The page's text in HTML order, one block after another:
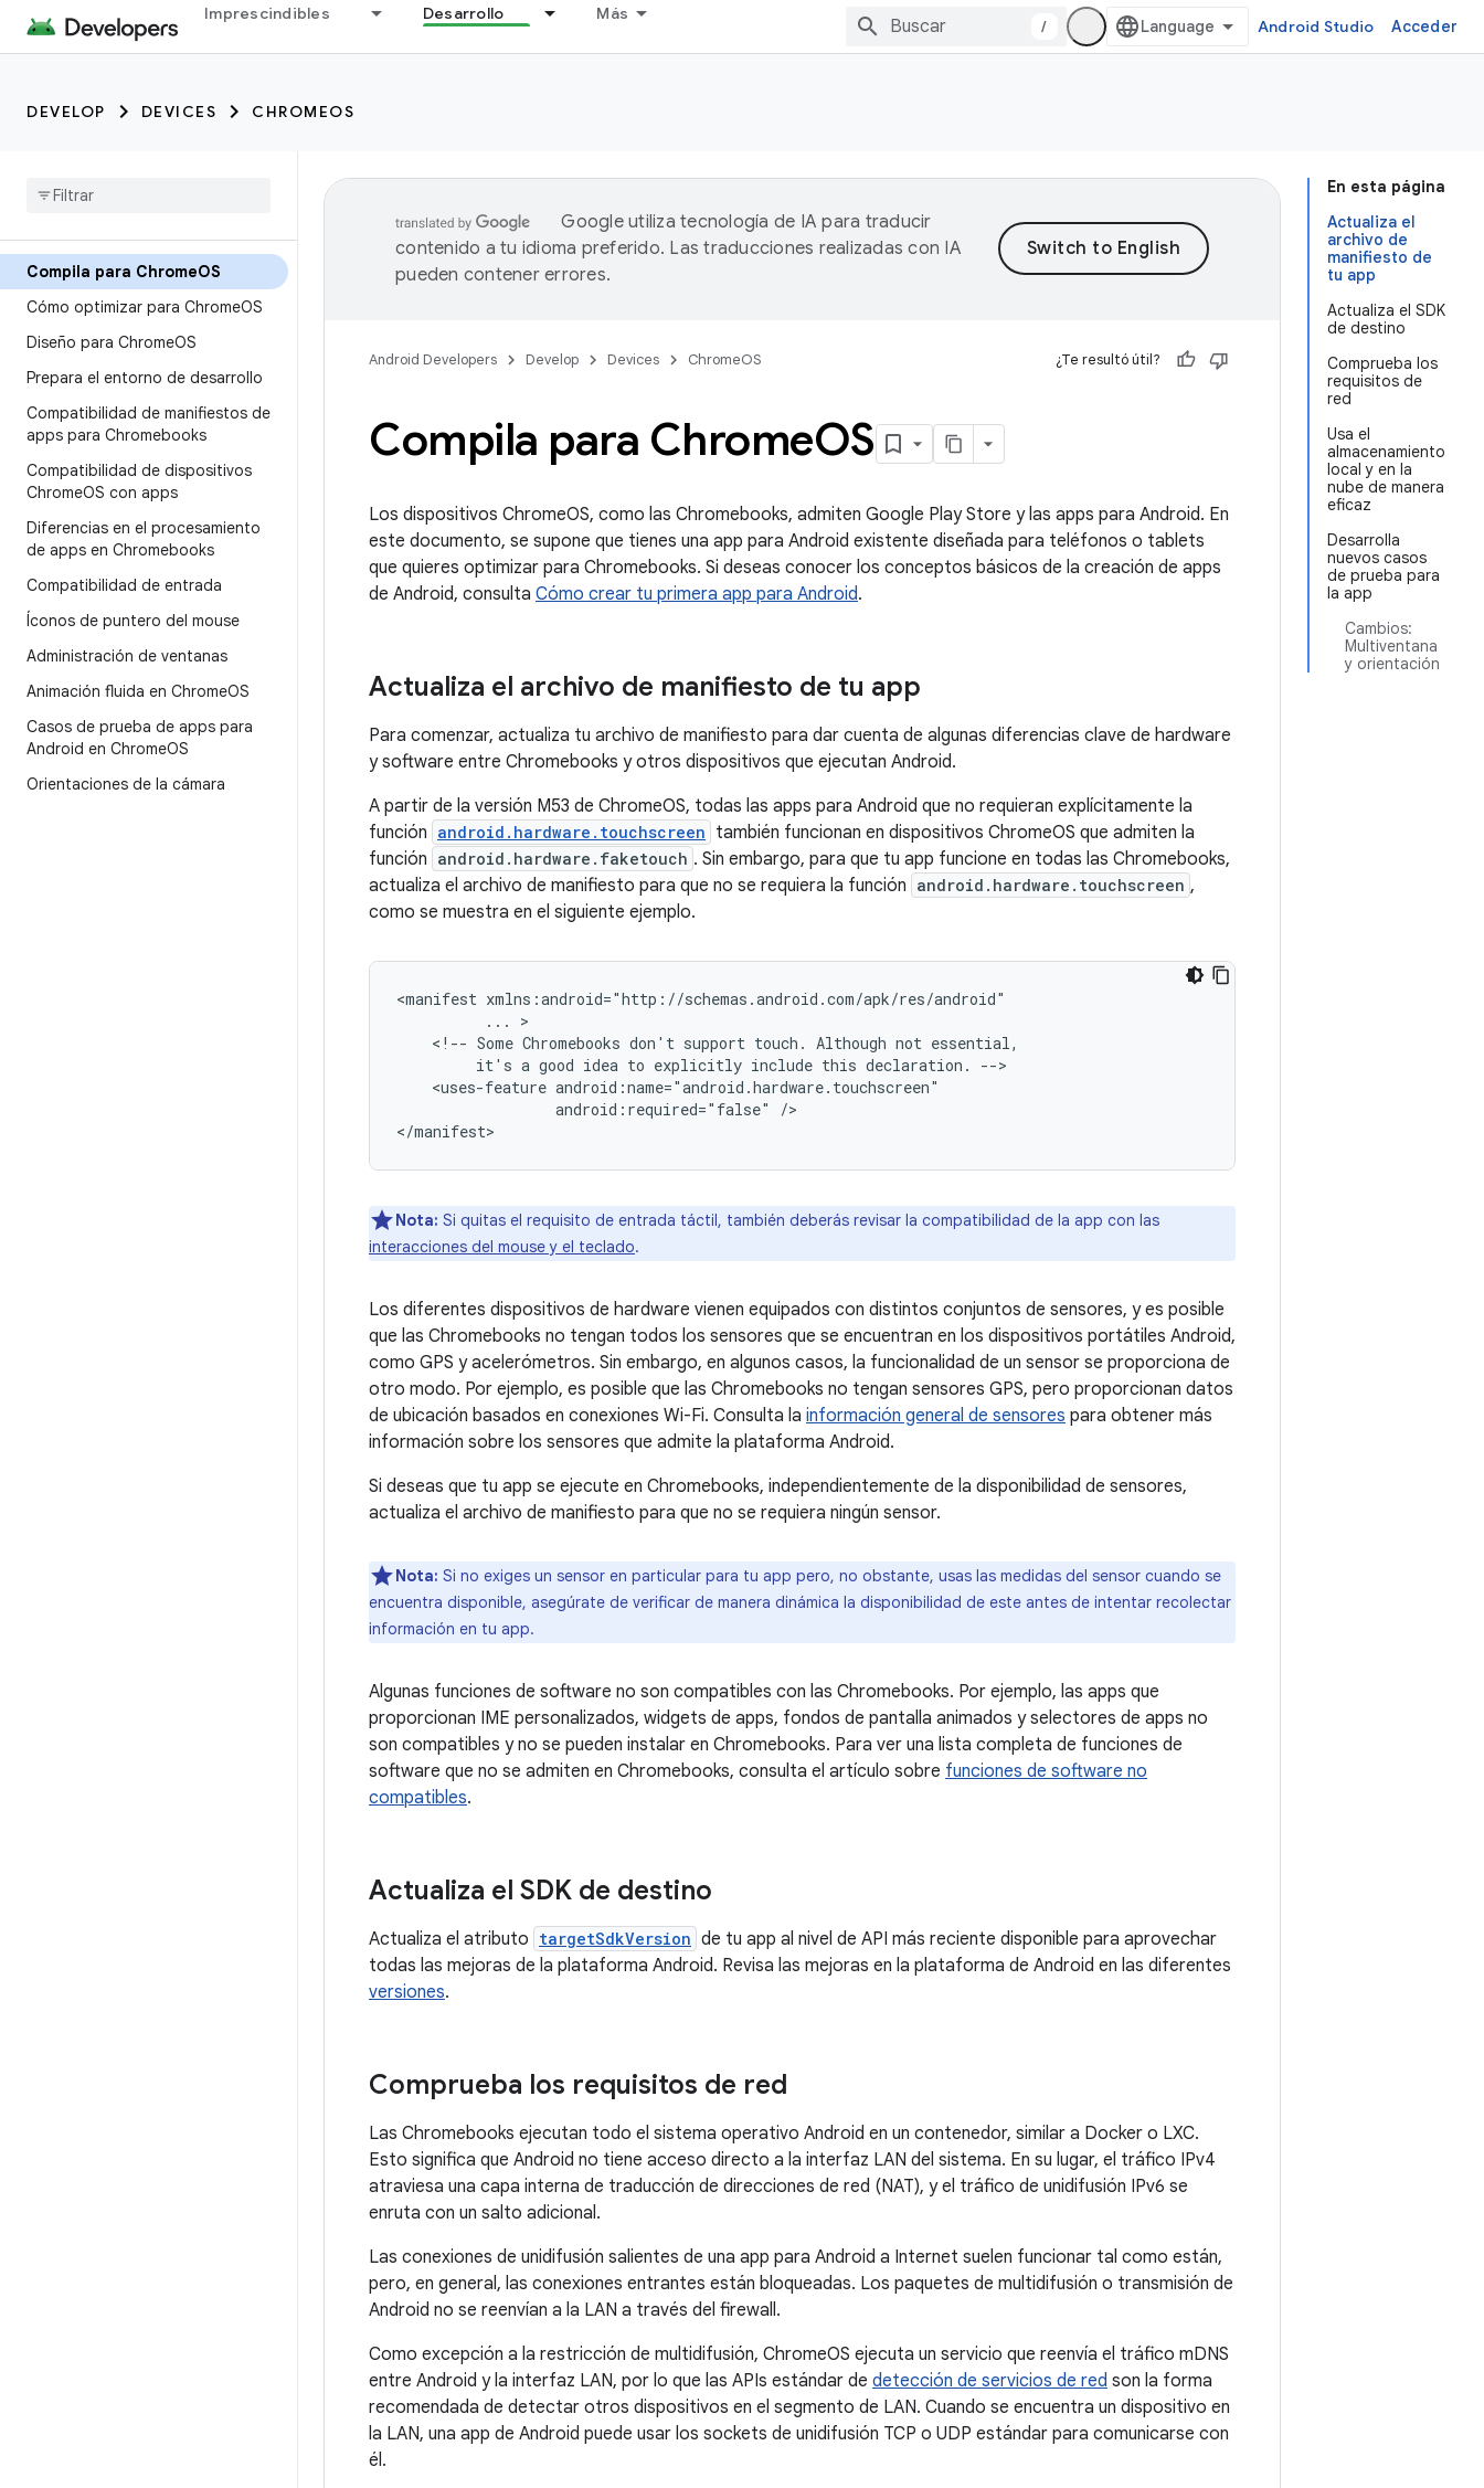
Imprescindibles Desarrollo Más
/ Android Studio Acceder
DEVELOP DEVICES CHROMEOS
Compila para ChromeOS
Cómo optimizar para ChromeOS
Diseño para ChromeOS
Prepara el entorno de desarrollo
Compatibilidad de manifiestos de
apps para Chromebooks
Compatibilidad de dispositivos
ChromeOS con apps
Diferencias en el procesamiento
de apps en Chromebooks
Compatibilidad de entrada
Íconos de puntero del mouse
Administración de ventanas
Animación fluida en ChromeOS
Casos de prueba de apps para
Android en ChromeOS
Orientaciones de la cámara
En esta página
Actualiza el
archivo de
manifiesto de
tu app
Actualiza el SDK
de destino
Comprueba los
requisitos de
red
Usa el
almacenamiento
local y en la
nube de manera
eficaz
Desarrolla
nuevos casos
de prueba para
la app
Cambios:
Multiventana
y orientación
Google utiliza tecnología de IA para traducir
contenido a tu idioma preferido. Las traducciones realizadas con IA
pueden contener errores.
Android Developers Develop Devices ChromeOS ¿Te resultó útil?
Compila para ChromeOS
Los dispositivos ChromeOS, como las Chromebooks, admiten Google Play Store y las apps para Android. En
este documento, se supone que tienes una app para Android existente diseñada para teléfonos o tablets
que quieres optimizar para Chromebooks. Si deseas conocer los conceptos básicos de la creación de apps
de Android, consulta Cómo crear tu primera app para Android.
Actualiza el archivo de manifiesto de tu app
Para comenzar, actualiza tu archivo de manifiesto para dar cuenta de algunas diferencias clave de hardware
y software entre Chromebooks y otros dispositivos que ejecutan Android.
A partir de la versión M53 de ChromeOS, todas las apps para Android que no requieran explícitamente la
función android.hardware.touchscreen también funcionan en dispositivos ChromeOS que admiten la
función android.hardware.faketouch . Sin embargo, para que tu app funcione en todas las Chromebooks,
actualiza el archivo de manifiesto para que no se requiera la función android.hardware.touchscreen ,
como se muestra en el siguiente ejemplo.
<manifest
...
<!-- Some Chromebooks don't support touch. Although not
it's a good idea to explicitly include this declaration.
<uses-feature
android:required="false"
/>
Nota: Si quitas el requisito de entrada táctil, también deberás revisar la compatibilidad de la app con las
interacciones del mouse y el teclado.
Los diferentes dispositivos de hardware vienen equipados con distintos conjuntos de sensores, y es posible
que las Chromebooks no tengan todos los sensores que se encuentran en los dispositivos portátiles Android,
como GPS y acelerómetros. Sin embargo, en algunos casos, la funcionalidad de un sensor se proporciona de
otro modo. Por ejemplo, es posible que las Chromebooks no tengan sensores GPS, pero proporcionan datos
de ubicación basados en conexiones Wi-Fi. Consulta la información general de sensores para obtener más
información sobre los sensores que admite la plataforma Android.
Si deseas que tu app se ejecute en Chromebooks, independientemente de la disponibilidad de sensores,
actualiza el archivo de manifiesto para que no se requiera ningún sensor.
Nota: Si no exiges un sensor en particular para tu app pero, no obstante, usas las medidas del sensor cuando se
encuentra disponible, asegúrate de verificar de manera dinámica la disponibilidad de este antes de intentar recolectar
información en tu app.
Algunas funciones de software no son compatibles con las Chromebooks. Por ejemplo, las apps que
proporcionan IME personalizados, widgets de apps, fondos de pantalla animados y selectores de apps no
son compatibles y no se pueden instalar en Chromebooks. Para ver una lista completa de funciones de
software que no se admiten en Chromebooks, consulta el artículo sobre funciones de software no
compatibles.
Actualiza el SDK de destino
Actualiza el atributo targetSdkVersion de tu app al nivel de API más reciente disponible para aprovechar
todas las mejoras de la plataforma Android. Revisa las mejoras en la plataforma de Android en las diferentes
versiones.
Comprueba los requisitos de red
Las Chromebooks ejecutan todo el sistema operativo Android en un contenedor, similar a Docker o LXC.
Esto significa que Android no tiene acceso directo a la interfaz LAN del sistema. En su lugar, el tráfico IPv4
atraviesa una capa interna de traducción de direcciones de red (NAT), y el tráfico de unidifusión IPv6 se
enruta con un salto adicional.
Las conexiones de unidifusión salientes de una app para Android a Internet suelen funcionar tal como están,
pero, en general, las conexiones entrantes están bloqueadas. Los paquetes de multidifusión o transmisión de
Android no se reenvían a la LAN a través del firewall.
Como excepción a la restricción de multidifusión, ChromeOS ejecuta un servicio que reenvía el tráfico mDNS
entre Android y la interfaz LAN, por lo que las APIs estándar de detección de servicios de red son la forma
recomendada de detectar otros dispositivos en el segmento de LAN. Cuando se encuentra un dispositivo en
la LAN, una app de Android puede usar los sockets de unidifusión TCP o UDP estándar para comunicarse con
él.